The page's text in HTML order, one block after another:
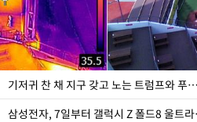
기저귀 찬 채 지구 갖고 노는 트럼프와 푸틴 형상 미로
삼성전